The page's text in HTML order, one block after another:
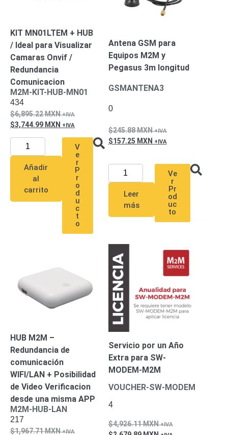
Analógicas
- TurboHD
TVI / AHD
/ CVI
Drones,
Robots e
Cámaras
Industriales
Adaptadores
de
Pared
BateríasFuentes
Alimentación
Fuentes
de
de Largo
AlcanceUPS
Sistemas
Completos
IP
MegapixelTurboHD
de 4
CanalesTurboHD
de 8
Monitores
KIT MN01LTEM + HUB
/ Ideal para Visualizar
Camaras Onvif /
Redundancia
Comunicacion
M2M-KIT-HUB-MN01
434
6,895.22MXN
3,744.99 MXN
Añadir
al
carrito
V
e
r
P
r
o
d
u
c
t
o
Antena GSM para
Equipos M2M y
Pegasus 3m longitud
GSMANTENA3
0
245.88MXN
157.25 MXN
Leer
más
Ve
r
Pr
od
uc
to
HUB M2M –
Redundancia de
comunicación
WIFI/LAN + Posibilidad
de Video Verificacion
desde una misma APP
M2M-HUB-LAN
217
1,967.71MXN
Servicio por un Año
Extra para SW-
MODEM-M2M
VOUCHER-SW-MODEM
4
4,926.11MXN